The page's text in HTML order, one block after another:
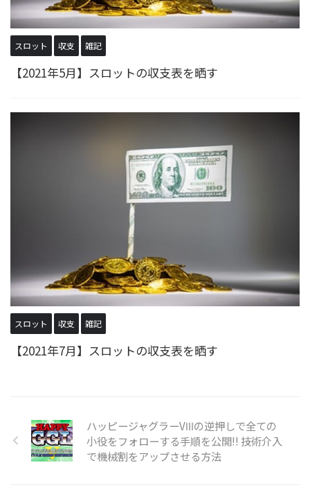
スロット 収支 雑記
【2021年5月】スロットの収支表を晒す
スロット 収支 雑記
【2021年7月】スロットの収支表を晒す
ハッピージャグラーVⅢの逆押しで全ての
小役をフォローする手順を公開!! 技術介入
で機械割をアップさせる方法